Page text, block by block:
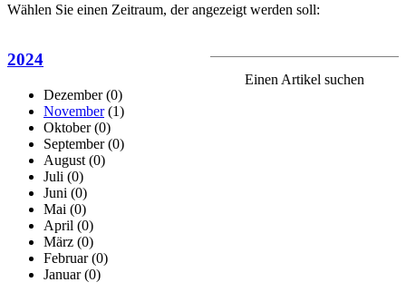
Wählen Sie einen Zeitraum, der angezeigt werden soll:
2024
Dezember(0)
November (1)
Oktober(0)
September(0)
August (0)
Juli (0)
Juni (0)
Mai (0)
April (0)
März (0)
Februar(0)
Januar(0)
Einen Artikel suchen